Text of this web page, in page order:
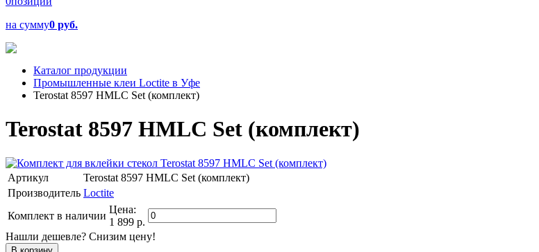
на сумму0 руб.
Каталог продукции
Промышленные клеи Loctite в Уфе
Terostat 8597 HMLC Set (комплект)
Terostat 8597 HMLC Set (комплект)
Артикул
Terostat 8597 HMLC Set (комплект)
Производитель Loctite
Комплект в наличии
Цена:
1 899 р.
Нашли дешевле? Снизим цену!